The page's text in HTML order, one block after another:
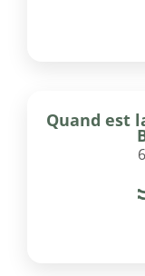
Quand est